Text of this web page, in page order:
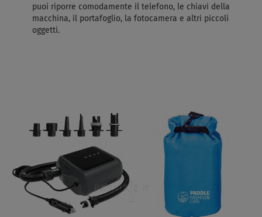
puoi riporre comodamente il telefono, le chiavi della
macchina, il portafoglio, la fotocamera e altri piccoli
oggetti.